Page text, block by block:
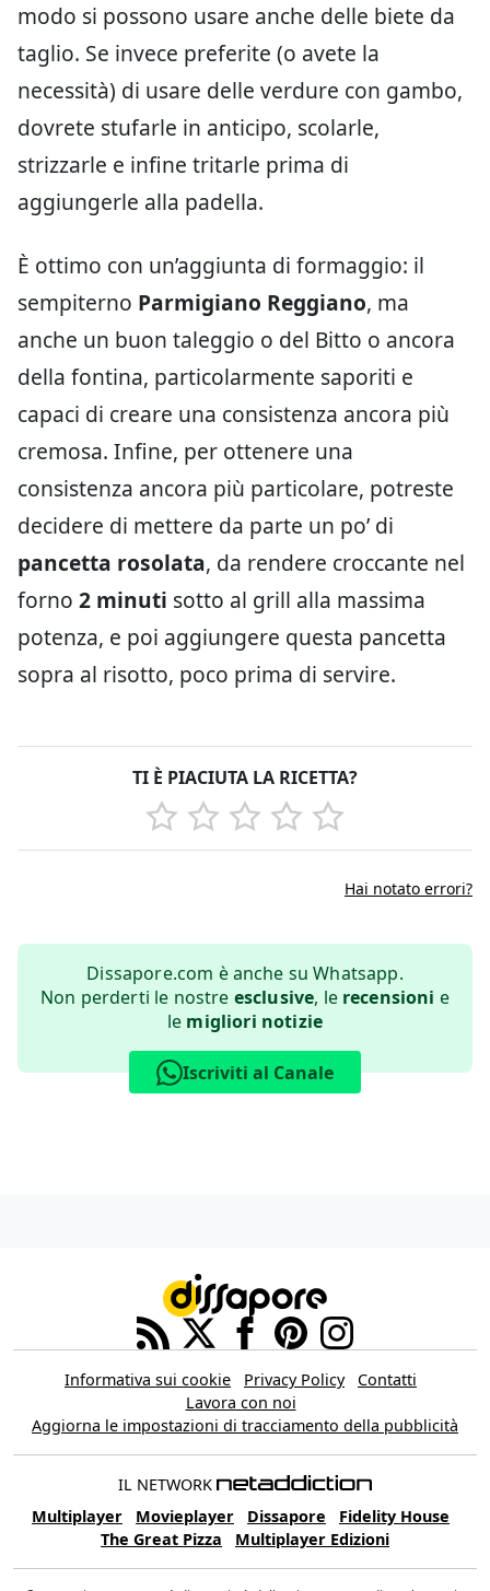
modo si possono usare anche delle biete da
taglio. Se invece preferite (o avete la
necessità) di usare delle verdure con gambo,
dovrete stufarle in anticipo, scolarle,
strizzarle e infine tritarle prima di
aggiungerle alla padella.
È ottimo con un’aggiunta di formaggio: il
sempiterno Parmigiano Reggiano, ma
anche un buon taleggio o del Bitto o ancora
della fontina, particolarmente saporiti e
capaci di creare una consistenza ancora più
cremosa. Infine, per ottenere una
consistenza ancora più particolare, potreste
decidere di mettere da parte un po’ di
pancetta rosolata, da rendere croccante nel
forno 2 minuti sotto al grill alla massima
potenza, e poi aggiungere questa pancetta
sopra al risotto, poco prima di servire.
TI È PIACIUTA LA RICETTA?
Hai notato errori?
Dissapore.com è anche su Whatsapp.
Non perderti le nostre esclusive, le recensioni e
le migliori notizie
Iscriviti al Canale
Informativa sui cookie Privacy Policy
Contatti
Lavora con noi
Aggiorna le impostazioni di tracciamento della pubblicità
IL NETWORK
Multiplayer
Movieplayer Dissapore
Fidelity House
The Great Pizza
Multiplayer Edizioni